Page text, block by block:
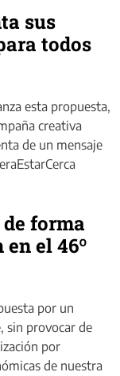
sus
todos
esta propuesta,
creativa
de un mensaje
forma
el 46º
por un
sin provocar de
por
de nuestra